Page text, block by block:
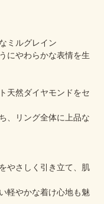
ミルグレイン
にやわらかな表情を生
天然ダイヤモンドをセ
、リング全体に上品な
やさしく引き立て、肌
軽やかな着け心地も魅